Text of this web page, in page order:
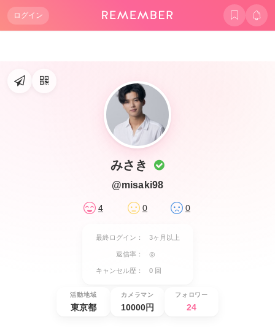
ログイン
みさき
@misaki98
4 0 0
最終ログイン： 3ヶ月以上
返信率： ◎
キャンセル歴： 0 回
活動地域
東京都
カメラマン
10000円
フォロワー
24